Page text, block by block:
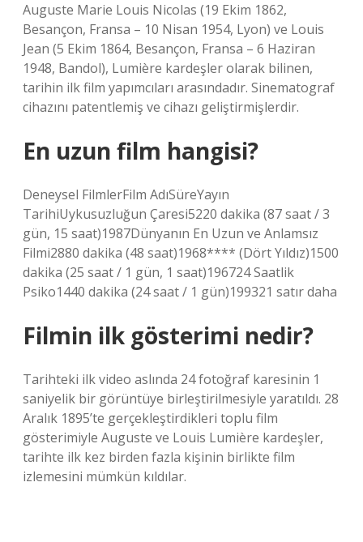
Auguste Marie Louis Nicolas (19 Ekim 1862,
Besançon, Fransa – 10 Nisan 1954, Lyon) ve Louis
Jean (5 Ekim 1864, Besançon, Fransa – 6 Haziran
1948, Bandol), Lumière kardeşler olarak bilinen,
tarihin ilk film yapımcıları arasındadır. Sinematograf
cihazını patentlemiş ve cihazı geliştirmişlerdir.
En uzun film hangisi?
Deneysel FilmlerFilm AdıSüreYayın
TarihiUykusuzluğun Çaresi5220 dakika (87 saat / 3
gün, 15 saat)1987Dünyanın En Uzun ve Anlamsız
Filmi2880 dakika (48 saat)1968**** (Dört Yıldız)1500
dakika (25 saat / 1 gün, 1 saat)196724 Saatlik
Psiko1440 dakika (24 saat / 1 gün)199321 satır daha
Filmin ilk gösterimi nedir?
Tarihteki ilk video aslında 24 fotoğraf karesinin 1
saniyelik bir görüntüye birleştirilmesiyle yaratıldı. 28
Aralık 1895’te gerçekleştirdikleri toplu film
gösterimiyle Auguste ve Louis Lumière kardeşler,
tarihte ilk kez birden fazla kişinin birlikte film
izlemesini mümkün kıldılar.